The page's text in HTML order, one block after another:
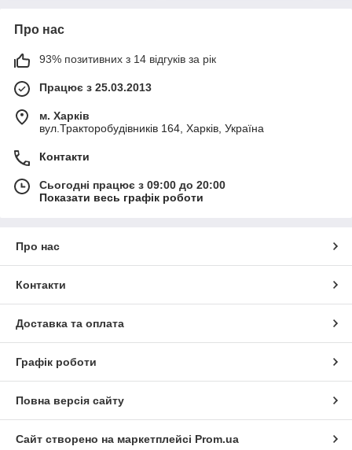
Про нас
93% позитивних з 14 відгуків за рік
Працює з 25.03.2013
м. Харків
вул.Тракторобудівників 164, Харків, Україна
Контакти
Сьогодні працює з 09:00 до 20:00
Показати весь графік роботи
Про нас
Контакти
Доставка та оплата
Графік роботи
Повна версія сайту
Сайт створено на маркетплейсі Prom.ua